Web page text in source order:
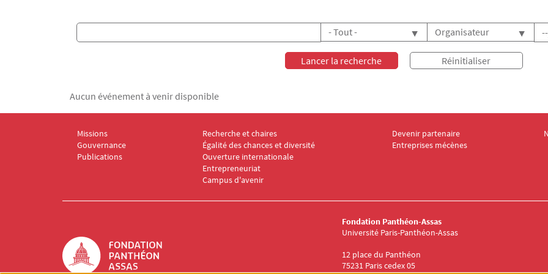
Aucun événement à venir disponible
Menu Footer Fondation Panthéon-Assas 1
Missions
Gouvernance
Publications
Menu Footer Fondation Panthéon-Assas 2
Recherche et chaires
Égalité des chances et diversité
Ouverture internationale
Entrepreneuriat
Campus d'avenir
Menu Footer Fondation Panthéon-
Devenir partenaire
Entreprises mécènes
Logo
Fondation Panthéon-Assas
Université Paris-Panthéon-Assas
12 place du Panthéon
75231 Paris cedex 05